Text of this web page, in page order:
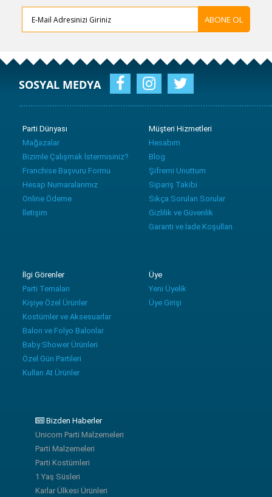
ABONE OL
SOSYAL MEDYA
Parti Dünyası
Mağazalar
Bizimle Çalışmak İstermisiniz?
Franchise Başvuru Formu
Hesap Numaralarımız
Online Ödeme
İletişim
Müşteri Hizmetleri
Hesabım
Blog
Şifremi Unuttum
Sipariş Takibi
Sıkça Sorulan Sorular
Gizlilik ve Güvenlik
Garanti ve İade Koşulları
İlgi Görenler
Parti Temaları
Kişiye Özel Ürünler
Kostümler ve Aksesuarlar
Balon ve Folyo Balonlar
Baby Shower Ürünleri
Özel Gün Partileri
Kullan At Ürünler
Üye
Yeni Üyelik
Üye Girişi
Bizden Haberler
Unicorn Parti Malzemeleri
Parti Malzemeleri
Parti Kostümleri
1 Yaş Süsleri
Karlar Ülkesi Ürünleri